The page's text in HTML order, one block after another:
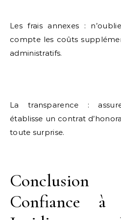
Les frais annexes :
compte les coûts
administratifs.
La transparence :
établisse un contrat
toute surprise.
Confiance